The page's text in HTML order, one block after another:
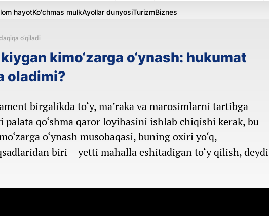
hayotKo'chmas mulkAyollar dunyosiTurizmBiznes
o‘qiladi
kimo‘zarga o‘ynash: hukumat
oladimi?
birgalikda to‘y, ma’raka va marosimlarni tartibga
qo‘shma qaror loyihasini ishlab chiqishi kerak, bu
o‘ynash musobaqasi, buning oxiri yo‘q,
biri – yetti mahalla eshitadigan to‘y qilish, deydi